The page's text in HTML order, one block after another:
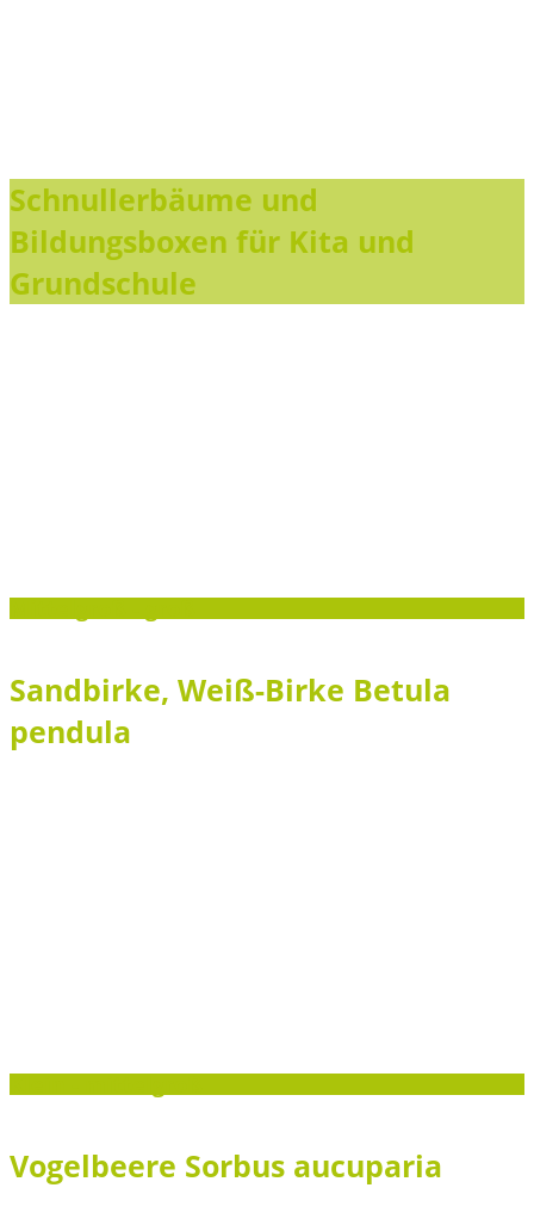
Schnullerbäume und
Bildungsboxen für Kita und
Grundschule
Sandbirke, Weiß-Birke Betula
pendula
Vogelbeere Sorbus aucuparia